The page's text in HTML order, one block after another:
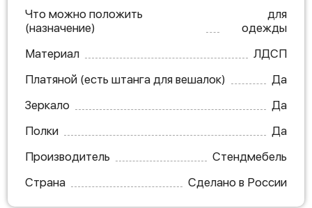
Что можно положить
(назначение)
для
одежды
Материал
ЛДСП
Платяной (есть штанга для вешалок)
Да
Зеркало
Да
Полки
Да
Производитель
Стендмебель
Страна
Сделано в России